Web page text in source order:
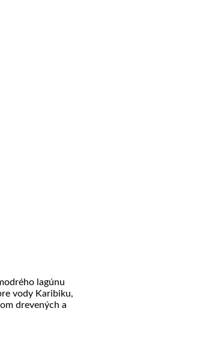
lagúnu
vody Karibiku,
drevených a